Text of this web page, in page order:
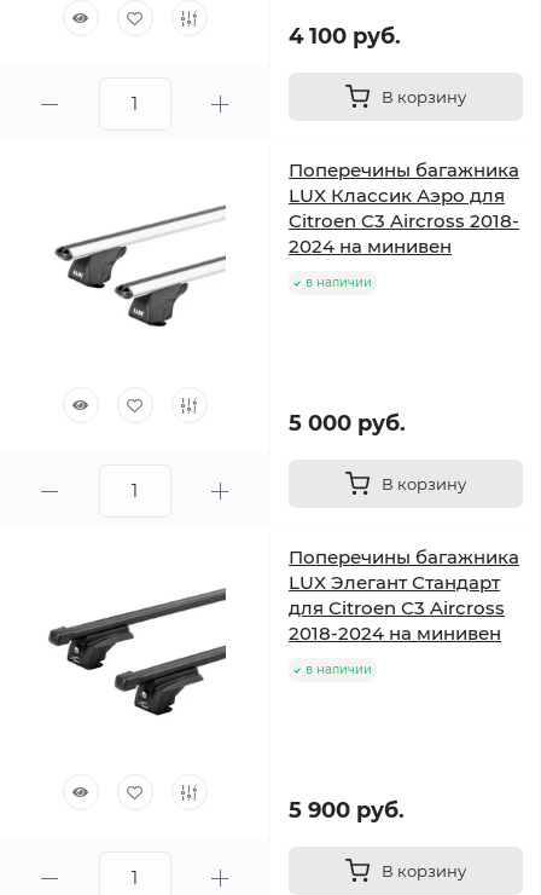
4 100 руб.
В корзину
Поперечины багажника
LUX Классик Аэро для
Citroen C3 Aircross 2018-
2024 на минивен
в наличии
5 000 руб.
В корзину
Поперечины багажника
LUX Элегант Стандарт
для Citroen C3 Aircross
2018-2024 на минивен
в наличии
5 900 руб.
В корзину